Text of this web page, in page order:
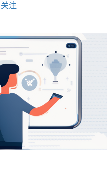
关注